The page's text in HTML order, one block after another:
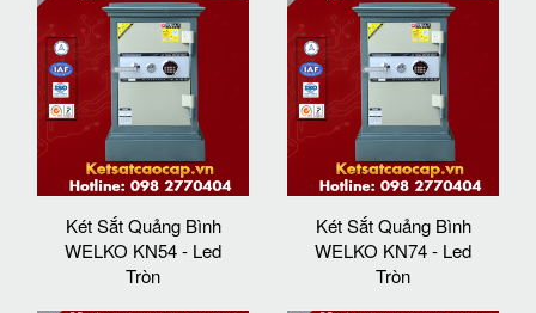
Két Sắt Quảng Bình
WELKO KN54 - Led
Tròn
Két Sắt Quảng Bình
WELKO KN74 - Led
Tròn